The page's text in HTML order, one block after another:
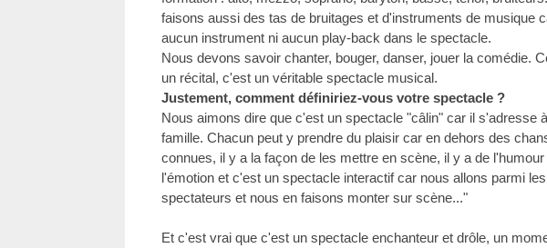
faisons aussi des tas de bruitages et d'instruments de musique
aucun instrument ni aucun play-back dans le spectacle.
Nous devons savoir chanter, bouger, danser, jouer la comédie.
un récital, c'est un véritable spectacle musical.
Justement, comment définiriez-vous votre spectacle ?
Nous aimons dire que c'est un spectacle "câlin" car il s'adresse
famille. Chacun peut y prendre du plaisir car en dehors des
connues, il y a la façon de les mettre en scène, il y a de l'humour
l'émotion et c'est un spectacle interactif car nous allons parmi les
spectateurs et nous en faisons monter sur scène..."
Et c'est vrai que c'est un spectacle enchanteur et drôle, un